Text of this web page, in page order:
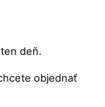
deň.
objednať